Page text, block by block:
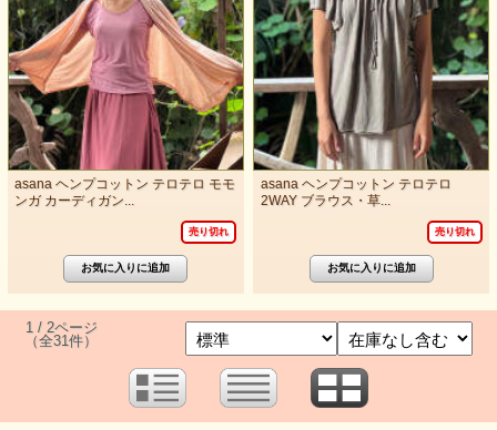
asana ヘンプコットン テロテロ モモ
ンガ カーディガン...
売り切れ
asana ヘンプコットン テロテロ
2WAY ブラウス・草...
売り切れ
1 / 2ページ
（全31件）